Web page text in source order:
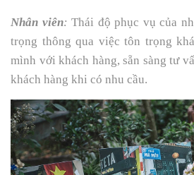
Nhân viên: Thái độ phục vụ của
trọng thông qua việc tôn trọng
mình với khách hàng, sẵn sàng tư
khách hàng khi có nhu cầu.